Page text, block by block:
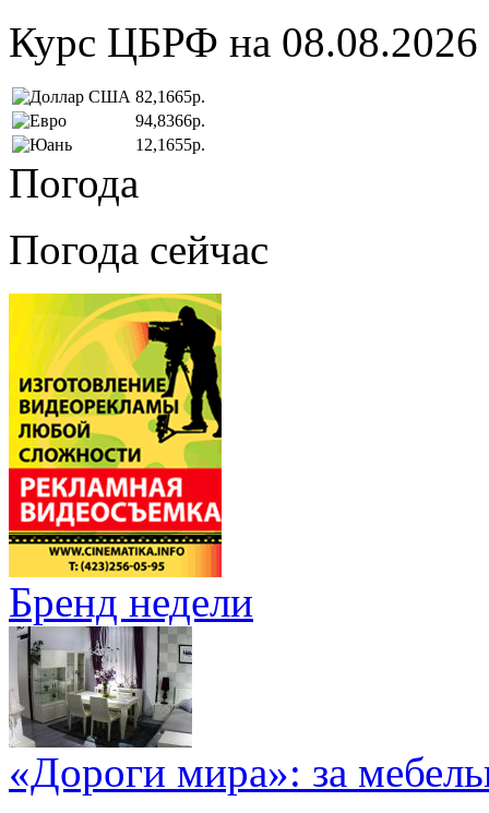
Курс ЦБРФ на 08.08.2026
82,1665р.
94,8366р.
12,1655р.
Погода
Погода сейчас
Бренд недели
«Дороги мира»: за